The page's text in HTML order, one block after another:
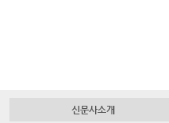
신문사소개